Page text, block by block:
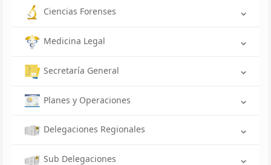
Ciencias Forenses
Medicina Legal
Secretaría General
Planes y Operaciones
Delegaciones Regionales
Sub Delegaciones